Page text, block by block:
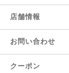
店舗情報
お問い合わせ
クーポン